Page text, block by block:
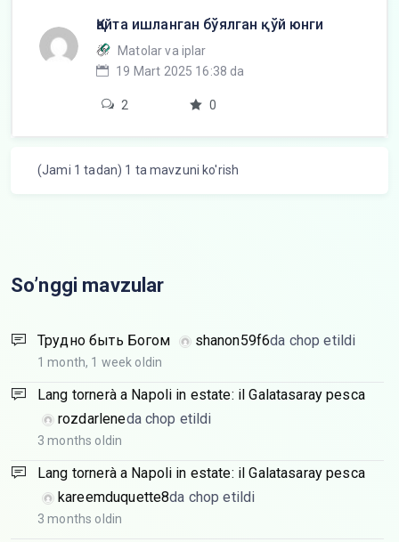
Қайта ишланган бўялган қўй юнги
Matolar va iplar
19 Mart 2025 16:38 da
2 0
(Jami 1 tadan) 1 ta mavzuni ko'rish
So’nggi mavzular
Трудно быть Богом shanon59f6da chop etildi
1 month, 1 week oldin
Lang tornerà a Napoli in estate: il Galatasaray pesca
rozdarleneda chop etildi
3 months oldin
Lang tornerà a Napoli in estate: il Galatasaray pesca
kareemduquette8da chop etildi
3 months oldin